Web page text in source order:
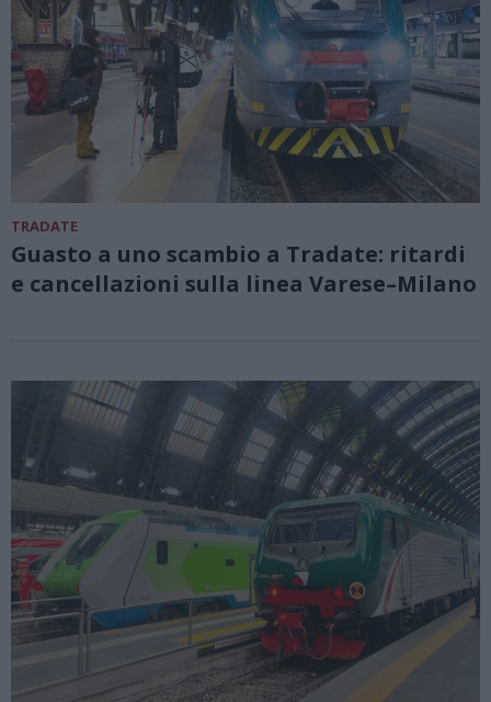
TRADATE
Guasto a uno scambio a Tradate: ritardi
e cancellazioni sulla linea Varese–Milano